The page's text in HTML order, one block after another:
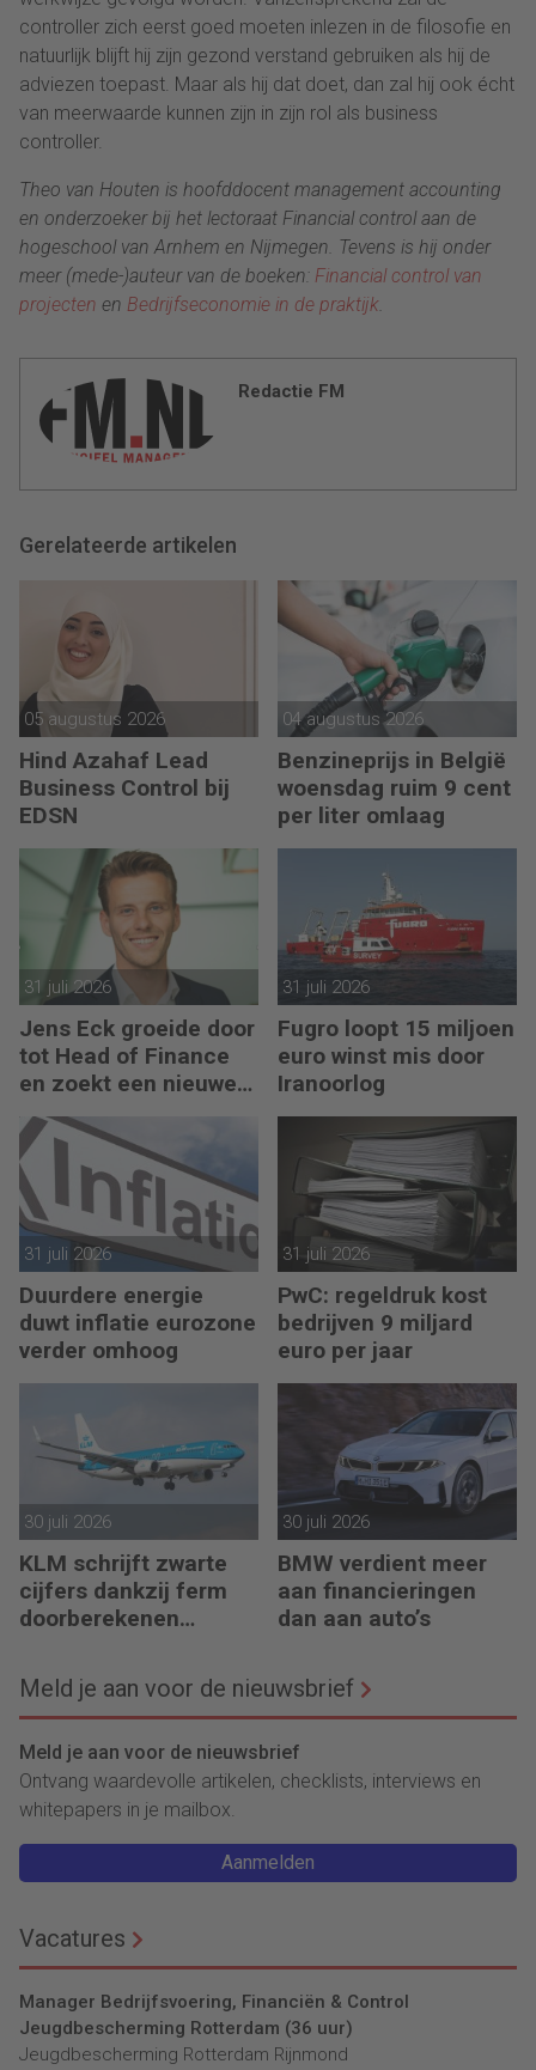
controller zich eerst goed moeten inlezen in de filosofie en
natuurlijk blijft hij zijn gezond verstand gebruiken als hij de
adviezen toepast. Maar als hij dat doet, dan zal hij ook écht
van meerwaarde kunnen zijn in zijn rol als business
controller.
Theo van Houten is hoofddocent management accounting
en onderzoeker bij het lectoraat Financial control aan de
hogeschool van Arnhem en Nijmegen. Tevens is hij onder
meer (mede-)auteur van de boeken: Financial control van
projecten en Bedrijfseconomie in de praktijk
Redactie FM
Gerelateerde artikelen
05 augustus 2026
Hind Azahaf Lead
Business Control bij
EDSN
04 augustus 2026
Benzineprijs in België
woensdag ruim 9 cent
per liter omlaag
31 juli 2026
Jens Eck groeide door
tot Head of Finance
en zoekt een nieuwe
uitdaging
31 juli 2026
Fugro loopt 15 miljoen
euro winst mis door
Iranoorlog
31 juli 2026
Duurdere energie
duwt inflatie eurozone
verder omhoog
31 juli 2026
PwC: regeldruk kost
bedrijven 9 miljard
euro per jaar
30 juli 2026
KLM schrijft zwarte
cijfers dankzij ferm
doorberekenen
30 juli 2026
BMW verdient meer
aan financieringen
dan aan auto’s
Meld je aan voor de nieuwsbrief
Meld je aan voor de nieuwsbrief
Ontvang waardevolle artikelen, checklists, interviews en
whitepapers in je mailbox.
Aanmelden
Vacatures
Manager Bedrijfsvoering, Financiën & Control
Jeugdbescherming Rotterdam (36 uur)
Jeugdbescherming Rotterdam Rijnmond